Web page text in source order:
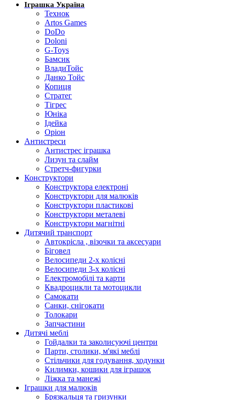
Іграшка Україна
Технок
Artos Games
DoDo
Doloni
G-Toys
Бамсик
ВладиТойс
Данко Тойс
Копиця
Стратег
Тігрес
Юніка
Ідейка
Оріон
Антистреси
Антистрес іграшка
Лизун та слайм
Стретч-фигурки
Конструктори
Конструктора електроні
Конструктори для малюків
Конструктори пластикові
Конструктори металеві
Конструктори магнітні
Дитячий транспорт
Автокрісла , візочки та аксесуари
Біговел
Велосипеди 2-х колісні
Велосипеди 3-х колісні
Електромобілі та карти
Квадроцикли та мотоцикли
Самокати
Санки, снігокати
Толокари
Запчастини
Дитячі меблі
Гойдалки та заколисуючі центри
Парти, столики, м'які меблі
Стільчики для годування, ходунки
Килимки, кошики для іграшок
Ліжка та манежі
Іграшки для малюків
Брязкальця та гризунки